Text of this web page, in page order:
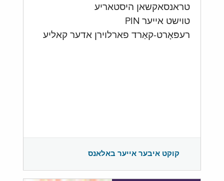
טראנסאקשאן היסטאריע
טוישט אייער PIN
רעפּאָרט-קאַרד פארלוירן אדער קאליע
קוקט איבער אייער באלאנס